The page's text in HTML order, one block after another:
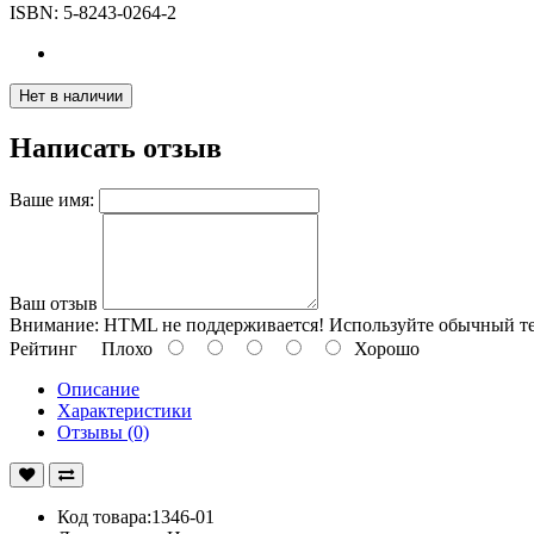
ISBN: 5-8243-0264-2
Нет в наличии
Написать отзыв
Ваше имя:
Ваш отзыв
Внимание: HTML не поддерживается! Используйте обычный
Рейтинг Плохо
Хорошо
Описание
Характеристики
Отзывы (0)
Код товара:1346-01